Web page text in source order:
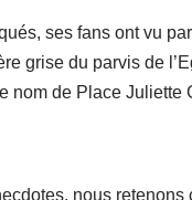
ses fans ont vu
grise du parvis de
nom de Place Juliette
nous retenons